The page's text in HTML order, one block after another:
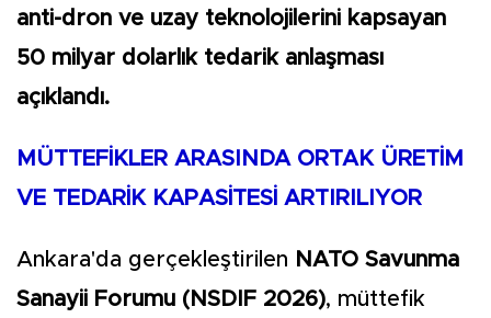
anti-dron ve uzay teknolojilerini kapsayan
50 milyar dolarlık tedarik anlaşması
açıklandı.
MÜTTEFİKLER ARASINDA ORTAK ÜRETİM
VE TEDARİK KAPASİTESİ ARTIRILIYOR
Ankara'da gerçekleştirilen NATO Savunma
Sanayii Forumu (NSDIF 2026), müttefik